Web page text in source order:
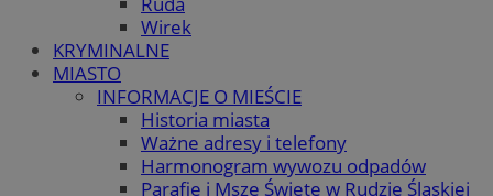
Wirek
KRYMINALNE
MIASTO
INFORMACJE O MIEŚCIE
Historia miasta
Ważne adresy i telefony
Harmonogram wywozu odpadów
Parafie i Msze Święte w Rudzie Śląskiej